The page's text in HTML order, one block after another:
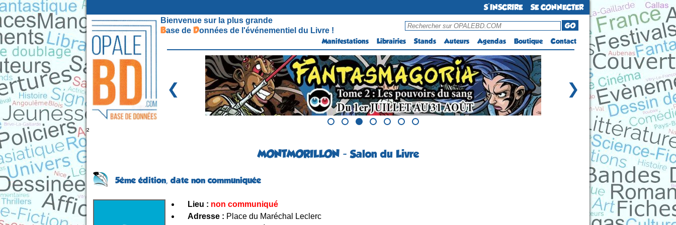
S'INSCRIRE
SE CONNECTER
Bienvenue sur la plus grande
Base de Données de l'événementiel du Livre !
GO
Manifestations
Librairies Stands Auteurs Agendas Boutique Contact
❮ ❯
²
MONTMORILLON - Salon du Livre
5ème édition,date non communiquée
Lieu : non communiqué
Adresse : Place du Maréchal Leclerc